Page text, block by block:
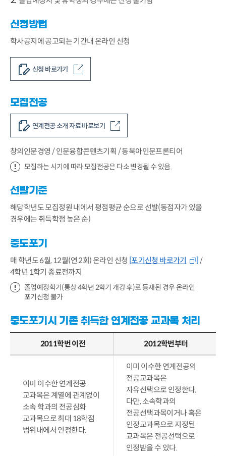
신청방법
학사공지에 공고되는 기간내 온라인 신청
신청 바로가기
모집전공
연계전공 소개 자료 바로보기
창의인문경영 / 인문융합콘텐츠기획 / 동북아인문프론티어
모집하는 시기에 따라 모집전공은 다소 변경될 수 있음.
선발기준
해당학년도 모집정원 내에서 평점평균 순으로 선발(동점자가 있을
경우에는 취득학점 높은 순)
중도포기
매 학년도 6월, 12월(연 2회) 온라인 신청 [포기신청 바로가기 ] /
4학년 1학기 종료전까지
졸업예정학기(통상 4학년 2학기 개강 후)로 등재된 경우 온라인
포기신청 불가
중도포기시 기존 취득한 연계전공 교과목 처리
2011학번 이전 2012학번부터
이미 이수한 연계전공
교과목은 계열에 관계없이
소속 학과의 전공심화
교과목으로 최대 18학점
범위내에서 인정한다.
이미 이수한 연계전공의
전공교과목은
자유선택으로 인정한다.
다만, 소속학과의
전공선택과목이거나 혹은
인정교과목으로 지정된
교과목은 전공선택으로
인정받을 수 있다.